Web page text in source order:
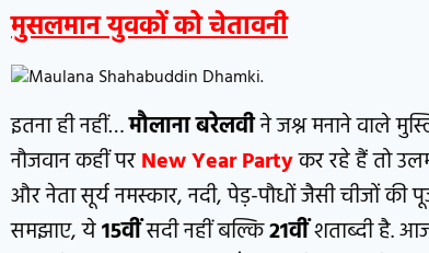
मुसलमान युवकों को चेतावनी
इतना ही नहीं…मौलाना बरेलवीने जश्न मनाने वाले
नौजवान कहीं परNew Year Partyकर रहे हैं तो
और नेता सूर्य नमस्कार, नदी, पेड़-पौधों जैसी चीजों
समझाए, ये15वींसदी नहीं बल्कि21वींशताब्दी है.